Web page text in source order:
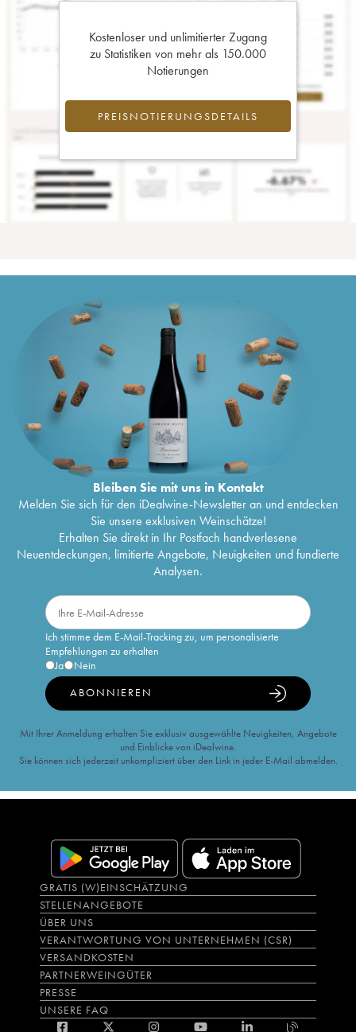
Kostenloser und unlimitierter Zugang
zu Statistiken von mehr als 150.000
Notierungen
PREISNOTIERUNGSDETAILS
Bleiben Sie mit uns in Kontakt
Melden Sie sich für den iDealwine-Newsletter an und entdecken
Sie unsere exklusiven Weinschätze!
Erhalten Sie direkt in Ihr Postfach handverlesene
Neuentdeckungen, limitierte Angebote, Neuigkeiten und fundierte
Analysen.
Ich stimme dem E-Mail-Tracking zu, um personalisierte
Empfehlungen zu erhalten
Ja
Nein
ABONNIEREN
Mit Ihrer Anmeldung erhalten Sie exklusiv ausgewählte Neuigkeiten, Angebote
und Einblicke von iDealwine.
Sie können sich jederzeit unkompliziert über den Link in jeder E-Mail abmelden.
GRATIS (W)EINSCHÄTZUNG
STELLENANGEBOTE
ÜBER UNS
VERANTWORTUNG VON UNTERNEHMEN (CSR)
VERSANDKOSTEN
PARTNERWEINGÜTER
PRESSE
UNSERE FAQ